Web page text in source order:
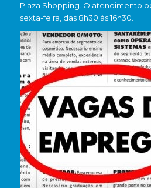
Plaza Shopping. O atendimento
sexta-feira, das 8h30 às 16h30.